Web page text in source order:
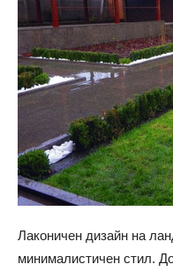
Лаконичен дизайн на
минималистичен стил.